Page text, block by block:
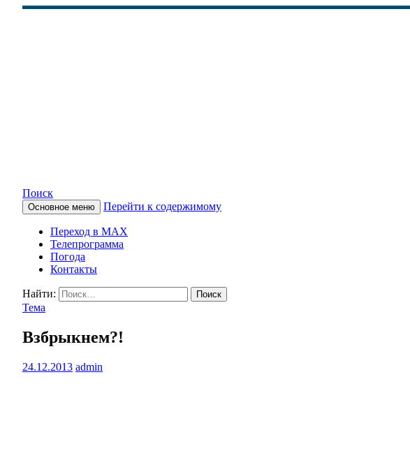
КАМЧАТСКОЕ
Поиск
Основное меню Перейти к содержимому
Переход в MAX
Телепрограмма
Погода
Контакты
Найти:
Тема
Взбрыкнем?!
24.12.2013 admin